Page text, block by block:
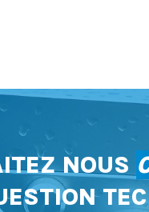
NOUS